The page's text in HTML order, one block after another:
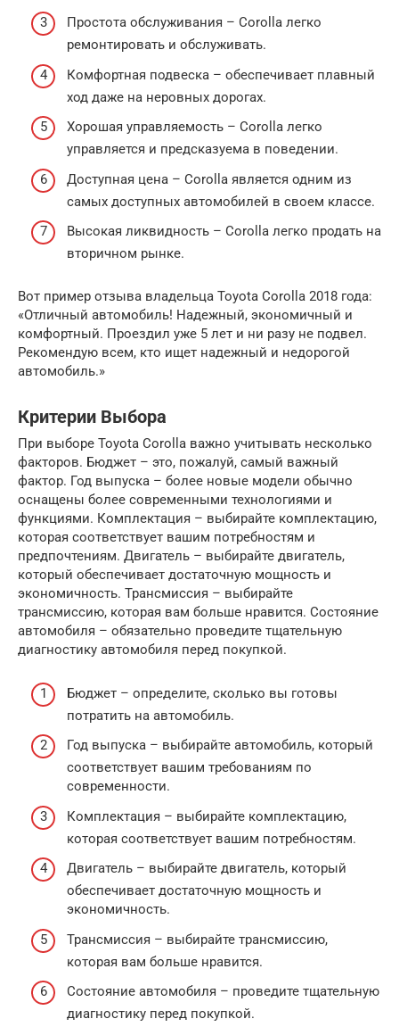
Простота обслуживания – Corolla легко
ремонтировать и обслуживать.
Комфортная подвеска – обеспечивает плавный
ход даже на неровных дорогах.
Хорошая управляемость – Corolla легко
управляется и предсказуема в поведении.
Доступная цена – Corolla является одним из
самых доступных автомобилей в своем классе.
Высокая ликвидность – Corolla легко продать на
вторичном рынке.
Вот пример отзыва владельца Toyota Corolla 2018 года:
«Отличный автомобиль! Надежный, экономичный и
комфортный. Проездил уже 5 лет и ни разу не подвел.
Рекомендую всем, кто ищет надежный и недорогой
автомобиль.»
Критерии Выбора
При выборе Toyota Corolla важно учитывать несколько
факторов. Бюджет – это, пожалуй, самый важный
фактор. Год выпуска – более новые модели обычно
оснащены более современными технологиями и
функциями. Комплектация – выбирайте комплектацию,
которая соответствует вашим потребностям и
предпочтениям. Двигатель – выбирайте двигатель,
который обеспечивает достаточную мощность и
экономичность. Трансмиссия – выбирайте
трансмиссию, которая вам больше нравится. Состояние
автомобиля – обязательно проведите тщательную
диагностику автомобиля перед покупкой.
Бюджет – определите, сколько вы готовы
потратить на автомобиль.
Год выпуска – выбирайте автомобиль, который
соответствует вашим требованиям по
современности.
Комплектация – выбирайте комплектацию,
которая соответствует вашим потребностям.
Двигатель – выбирайте двигатель, который
обеспечивает достаточную мощность и
экономичность.
Трансмиссия – выбирайте трансмиссию,
которая вам больше нравится.
Состояние автомобиля – проведите тщательную
диагностику перед покупкой.